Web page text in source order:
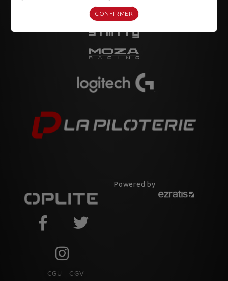
CGU
CGV
Powered by
CONFIRMER